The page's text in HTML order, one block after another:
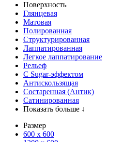
Поверхность
Глянцевая
Матовая
Полированная
Структурированная
Лаппатированная
Легкое лаппатирование
Рельеф
С Sugar-эффектом
Антискользящая
Состаренная (Антик)
Сатинированная
Показать больше ↓
Размер
600 х 600